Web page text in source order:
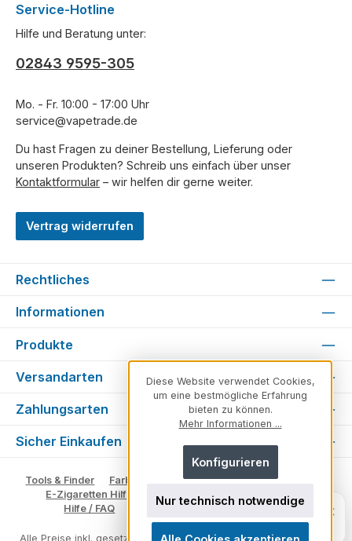
Service-Hotline
Hilfe und Beratung unter:
02843 9595-305
Mo. - Fr. 10:00 - 17:00 Uhr
service@vapetrade.de
Du hast Fragen zu deiner Bestellung, Lieferung oder
unseren Produkten? Schreib uns einfach über unser
Kontaktformular – wir helfen dir gerne weiter.
Vertrag widerrufen
Rechtliches
Informationen
Produkte
Versandarten
Zahlungsarten
Sicher Einkaufen
Tools & Finder Farben & Varianten
Geschmack suchen
E-Zigaretten Hilfe
Fachberater
Vape Ratgeber
Hilfe / FAQ
Glossar Impressum Kontakt
Alle Preise inkl. gesetzl. Mehrwertsteuer zzgl.Versandkosten
Unsicher, welches Produkt zu dir
×
Diese Website verwendet Cookies,
um eine bestmögliche Erfahrung
bieten zu können.
Mehr Informationen ...
Nur technisch notwendige
Konfigurieren